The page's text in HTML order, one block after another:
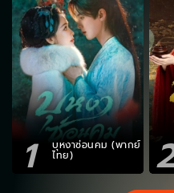
1 บุหงาซ่อนคม (พากย์
ไทย) 2